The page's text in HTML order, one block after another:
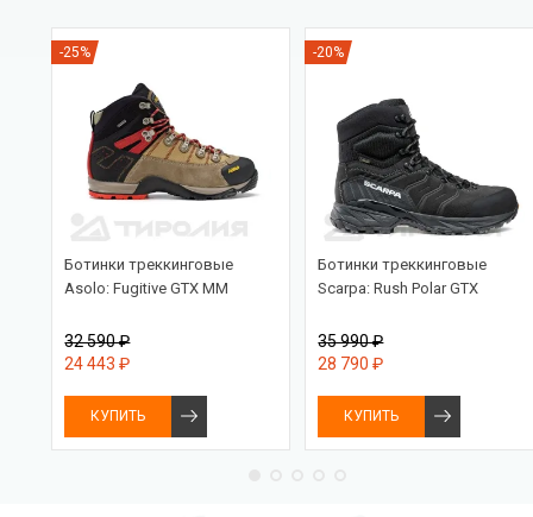
-25%
Ботинки треккинговые
Asolo: Fugitive GTX MM
32 590 ₽
24 443 ₽
КУПИТЬ
-20%
Ботинки треккинговые
Scarpa: Rush Polar GTX
35 990 ₽
28 790 ₽
КУПИТЬ